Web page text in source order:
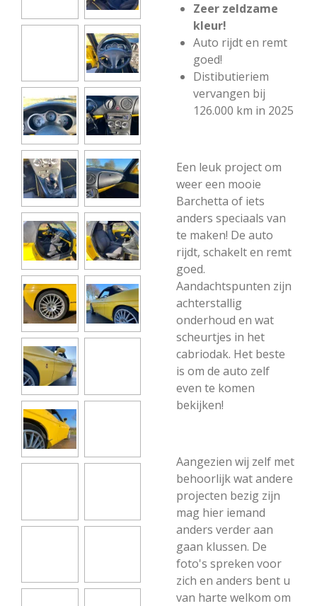
Zeer zeldzame
kleur!
Auto rijdt en remt
goed!
Distibutieriem
vervangen bij
126.000 km in 2025
Een leuk project om
weer een mooie
Barchetta of iets
anders speciaals van
te maken! De auto
rijdt, schakelt en remt
goed.
Aandachtspunten zijn
achterstallig
onderhoud en wat
scheurtjes in het
cabriodak. Het beste
is om de auto zelf
even te komen
bekijken!
Aangezien wij zelf met
behoorlijk wat andere
projecten bezig zijn
mag hier iemand
anders verder aan
gaan klussen. De
foto's spreken voor
zich en anders bent u
van harte welkom om